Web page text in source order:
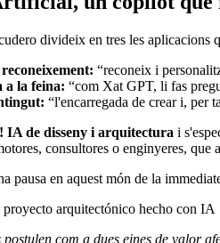
divideix en tres les aplicacions
“reconeix i
a la feina: “com Xat GPT, li fas
“l'encarregada de crear i, per
IA de disseny i arquitectura i
consultores o enginyeres,
pausa en aquest món de la
com a dues eines de valor